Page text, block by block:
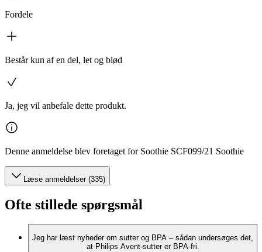
Fordele
Består kun af en del, let og blød
Ja, jeg vil anbefale dette produkt.
Denne anmeldelse blev foretaget for Soothie SCF099/21 Soothie
Læse anmeldelser (335)
Ofte stillede spørgsmål
Jeg har læst nyheder om sutter og BPA – sådan undersøges det,
at Philips Avent-sutter er BPA-fri.